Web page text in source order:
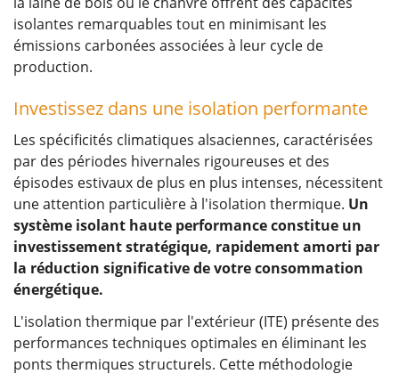
isolantes remarquables tout en minimisant les
émissions carbonées associées à leur cycle de
production.
Investissez dans une isolation performante
Les spécificités climatiques alsaciennes, caractérisées
par des périodes hivernales rigoureuses et des
épisodes estivaux de plus en plus intenses, nécessitent
une attention particulière à l'isolation thermique. Un
système isolant haute performance constitue un
investissement stratégique, rapidement amorti par
la réduction significative de votre consommation
énergétique.
L'isolation thermique par l'extérieur (ITE) présente des
performances techniques optimales en éliminant les
ponts thermiques structurels. Cette méthodologie